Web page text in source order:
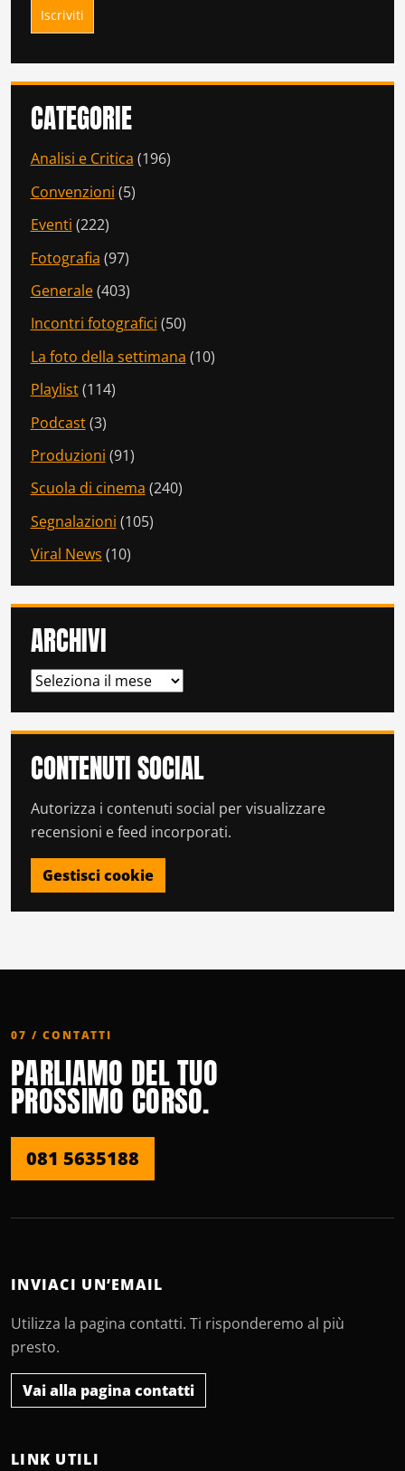
CATEGORIE
Analisi e Critica (196)
Convenzioni (5)
Eventi (222)
Fotografia (97)
Generale(403)
Incontri fotografici (50)
La foto della settimana (10)
Playlist(114)
Podcast(3)
Produzioni (91)
Scuola di cinema (240)
Segnalazioni (105)
Viral News (10)
ARCHIVI
ARCHIVI
CONTENUTI SOCIAL
Autorizza i contenuti social per visualizzare
recensioni e feed incorporati.
Gestisci cookie
07 / CONTATTI
PARLIAMO DEL TUO
PROSSIMO CORSO.
081 5635188
INVIACI UN’EMAIL
Utilizza la pagina contatti. Ti risponderemo al più
presto.
Vai alla pagina contatti
LINK UTILI